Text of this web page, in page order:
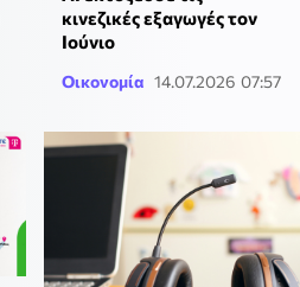
κινεζικές εξαγωγές τον
Ιούνιο
Οικονομία 14.07.2026 07:57